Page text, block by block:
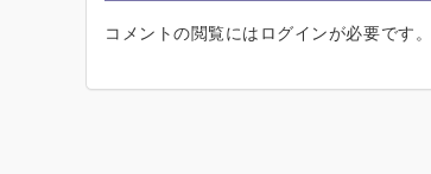
コメントの閲覧にはログインが必要です。